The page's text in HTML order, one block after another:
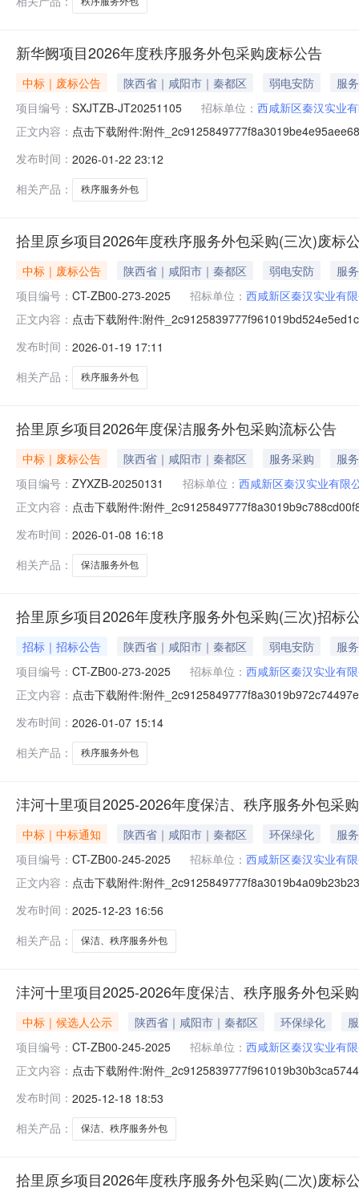
新华阙项目2026年度秩序服务外包采购废标公告
中标｜废标公告 陕西省｜咸阳市｜秦都区 弱电安防
服务
项目编号： SXJTZB-JT20251105 招标单位： 西咸新区秦汉实业
正文内容： 点击下载附件:附件
发布时间： 2026-01-22 23:12
相关产品：
秩序服务外包
拾里原乡项目2026年度秩序服务外包采购(三次)废标
中标｜废标公告 陕西省｜咸阳市｜秦都区 弱电安防
服务
项目编号： CT-ZB00-273-2025 招标单位： 西咸新区秦汉实业有
正文内容： 点击下载附件:附件
发布时间： 2026-01-19 17:11
相关产品：
秩序服务外包
拾里原乡项目2026年度保洁服务外包采购流标公告
中标｜废标公告 陕西省｜咸阳市｜秦都区 服务采购
服务
项目编号： ZYXZB-20250131 招标单位： 西咸新区秦汉实业有限
正文内容： 点击下载附件:附件
发布时间： 2026-01-08 16:18
相关产品：
保洁服务外包
拾里原乡项目2026年度秩序服务外包采购(三次)招标
招标｜招标公告 陕西省｜咸阳市｜秦都区 弱电安防
服务
项目编号： CT-ZB00-273-2025 招标单位： 西咸新区秦汉实业有
正文内容： 点击下载附件:附件
发布时间： 2026-01-07 15:14
相关产品：
秩序服务外包
沣河十里项目2025-2026年度保洁、秩序服务外包采
中标｜中标通知 陕西省｜咸阳市｜秦都区 环保绿化
服务
项目编号： CT-ZB00-245-2025 招标单位： 西咸新区秦汉实业有
正文内容： 点击下载附件:附件
发布时间： 2025-12-23 16:56
相关产品：
保洁、秩序服务外包
沣河十里项目2025-2026年度保洁、秩序服务外包采
中标｜候选人公示 陕西省｜咸阳市｜秦都区 环保绿化
项目编号： CT-ZB00-245-2025 招标单位： 西咸新区秦汉实业有
正文内容： 点击下载附件:附件
发布时间： 2025-12-18 18:53
相关产品：
保洁、秩序服务外包
拾里原乡项目2026年度秩序服务外包采购(二次)废标